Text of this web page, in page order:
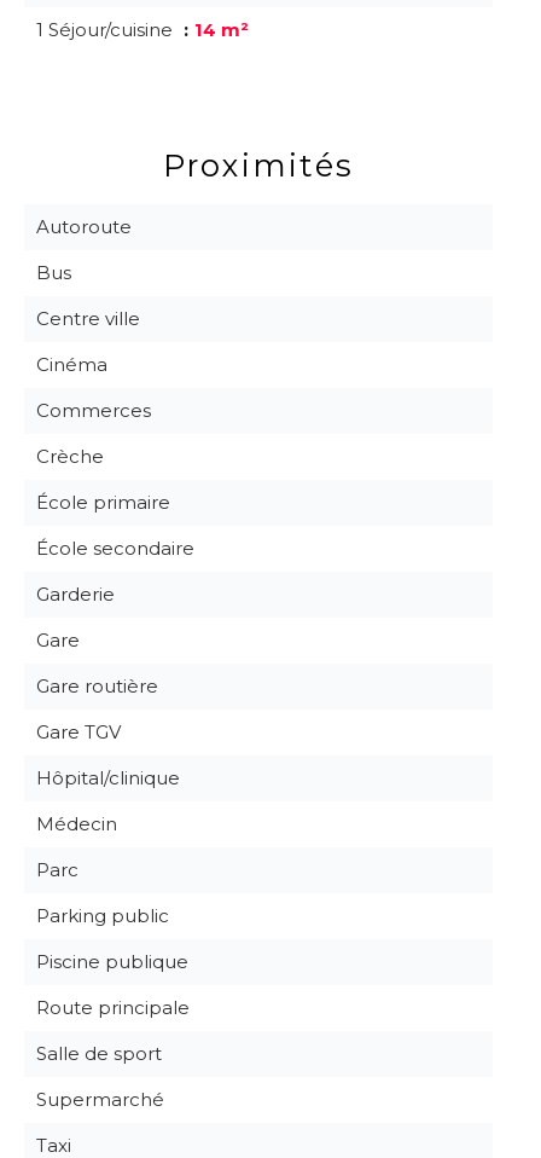
1 Séjour/cuisine
14 m²
Proximités
Autoroute
Bus
Centre ville
Cinéma
Commerces
Crèche
École primaire
École secondaire
Garderie
Gare
Gare routière
Gare TGV
Hôpital/clinique
Médecin
Parc
Parking public
Piscine publique
Route principale
Salle de sport
Supermarché
Taxi